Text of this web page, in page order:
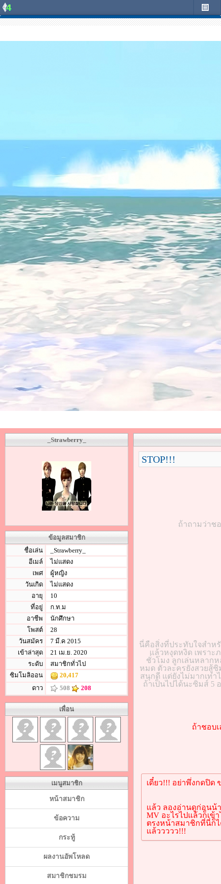
_Strawberry_
ข้อมูลสมาชิก
ชื่อเล่น
_Strawberry_
อีเมล์
ไม่แสดง
เพศ
ผู้หญิง
วันเกิด
ไม่แสดง
อายุ
10
ที่อยู่
ก.ท.ม
อาชีพ
นักศึกษา
โพสต์
28
วันสมัคร
7 มี.ค 2015
เข้าล่าสุด
21 เม.ย. 2020
ระดับ
สมาชิกทั่วไป
ซิมโมลิออน
20,417
ดาว
508 208
เพื่อน
เมนูสมาชิก
หน้าสมาชิก
ข้อความ
กระทู้
ผลงานอัพโหลด
สมาชิกชมรม
STOP!!!
ถ้าถามว่าช
นี่คือสิ่งที่ประทับใจสำห
แล้วหงุดหงิด เพราะ
ชั่วโมง ลูกเล่นหลาก
หมด ตัวละครยังสวยสู้ซิ
สนุกดี แต่ยังไม่มากเท่า
ถ้าเป็นไปได้นะซิมส์ 5
ถ้าชอบ
เดี๋ยว!!! อย่าพึ่งกดปิด
แล้ว ลองอ่านดูก่อนน้
MV อะไรไปแล้วก็เข้
ตรงหน้าสมาชิกที่นี่ก็
แล้ววววว!!!